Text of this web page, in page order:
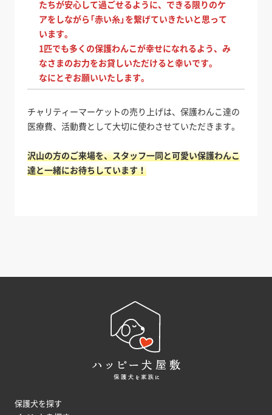
たちが安心して過ごせるように、できる限りのケ
アをしながら「赤い糸」を繋げていきたいと思って
います。
1匹でも多くの保護わんこが幸せになれるよう、み
なさまのお力をお貸しいただけると幸いです。
なにとぞお願いいたします。
チャリティーマーケットの売り上げは、保護わんこ達の
医療費、活動費として大切に使わさせていただきます。
沢山の方のご来場を、スタッフ一同と可愛い保護わんこ
達と一緒にお待ちしています！
保護犬を探す